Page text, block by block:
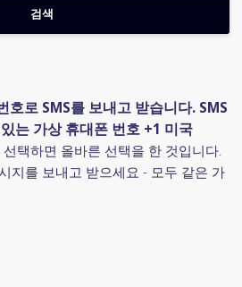
로 SMS를 보내고 받습니다. SMS
는 가상 휴대폰 번호 +1 미국
택하면 올바른 선택을 한 것입니다.
지를 보내고 받으세요 - 모두 같은 가